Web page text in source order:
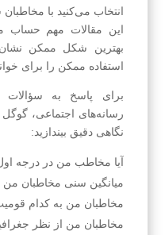
انتخاب می‌کنید با
این مقالات مهم حساب
بهترین شکل ممکن
استفاده ممکن را برای
برای پاسخ به سؤالات
نگاهی دقیق بیندازید:
آیا مخاطب من در درجه
میانگین سنی مخاطبان
مخاطبان من به کدام
مخاطبان من از نظر